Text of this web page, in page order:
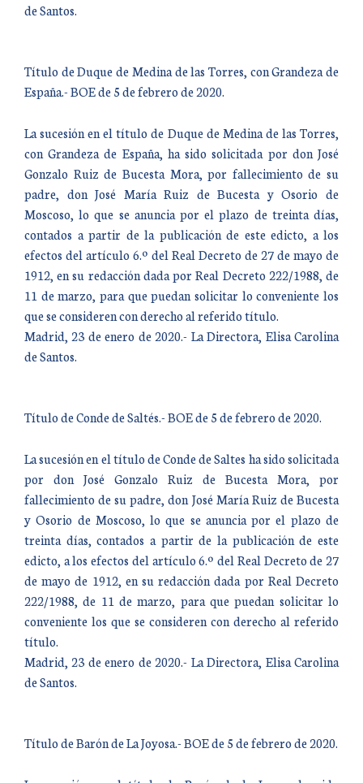
de Santos.
Título de Duque de Medina de las Torres, con Grandeza de
España.- BOE de 5 de febrero de 2020.
La sucesión en el título de Duque de Medina de las Torres,
con Grandeza de España, ha sido solicitada por don José
Gonzalo Ruiz de Bucesta Mora, por fallecimiento de su
padre, don José María Ruiz de Bucesta y Osorio de
Moscoso, lo que se anuncia por el plazo de treinta días,
contados a partir de la publicación de este edicto, a los
efectos del artículo 6.º del Real Decreto de 27 de mayo de
1912, en su redacción dada por Real Decreto 222/1988, de
11 de marzo, para que puedan solicitar lo conveniente los
que se consideren con derecho al referido título.
Madrid, 23 de enero de 2020.- La Directora, Elisa Carolina
de Santos.
Título de Conde de Saltés.- BOE de 5 de febrero de 2020.
La sucesión en el título de Conde de Saltes ha sido solicitada
por don José Gonzalo Ruiz de Bucesta Mora, por
fallecimiento de su padre, don José María Ruiz de Bucesta
y Osorio de Moscoso, lo que se anuncia por el plazo de
treinta días, contados a partir de la publicación de este
edicto, a los efectos del artículo 6.º del Real Decreto de 27
de mayo de 1912, en su redacción dada por Real Decreto
222/1988, de 11 de marzo, para que puedan solicitar lo
conveniente los que se consideren con derecho al referido
título.
Madrid, 23 de enero de 2020.- La Directora, Elisa Carolina
de Santos.
Título de Barón de La Joyosa.- BOE de 5 de febrero de 2020.